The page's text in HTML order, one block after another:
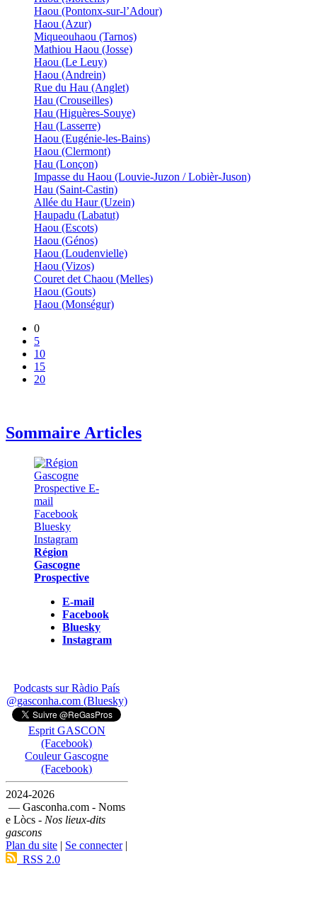
Haou (Pontonx-sur-l’Adour)
Haou (Azur)
Miqueouhaou (Tarnos)
Mathiou Haou (Josse)
Haou (Le Leuy)
Haou (Andrein)
Rue du Hau (Anglet)
Hau (Crouseilles)
Hau (Higuères-Souye)
Hau (Lasserre)
Haou (Eugénie-les-Bains)
Haou (Clermont)
Hau (Lonçon)
Impasse du Haou (Louvie-Juzon / Lobièr-Juson)
Hau (Saint-Castin)
Allée du Haur (Uzein)
Haupadu (Labatut)
Haou (Escots)
Haou (Génos)
Haou (Loudenvielle)
Haou (Vizos)
Couret det Chaou (Melles)
Haou (Gouts)
Haou (Monségur)
0
5
10
15
20
Sommaire Articles
Région
Gascogne
Prospective
E-mail
Facebook
Bluesky
Instagram
Podcasts sur Ràdio País
@gasconha.com (Bluesky)
Esprit GASCON
(Facebook)
Couleur Gascogne
(Facebook)
2024-2026
— Gasconha.com - Noms
e Lòcs - Nos lieux-dits
gascons
Plan du site | Se connecter|
RSS 2.0